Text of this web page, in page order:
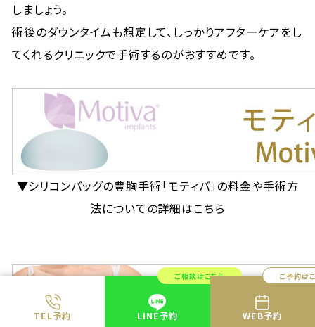
TEL予約
ご相談はこちら
LINE予約
ご予約は
WEB予約
しましょう。
術後のダウンタイムも想定して、しっかりアフターケアをし
てくれるクリニックで手術するのがおすすめです。
▼シリコンバッグの豊胸手術「モティバ」の料金や手術方
法についての詳細はこちら